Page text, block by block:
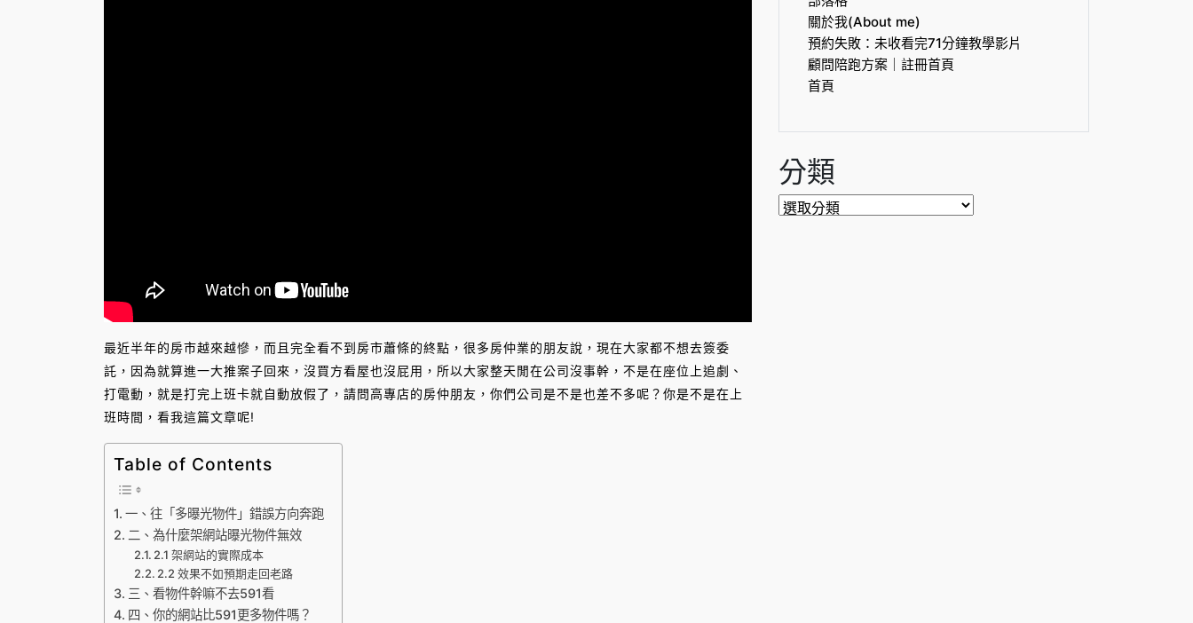
最近半年的房市越來越慘，而且完全看不到房市蕭條的終點，很多房仲業的朋友說，現在大家都不想去簽委
託，因為就算進一大推案子回來，沒買方看屋也沒屁用，所以大家整天閒在公司沒事幹，不是在座位上追劇、
打電動，就是打完上班卡就自動放假了，請問高專店的房仲朋友，你們公司是不是也差不多呢？你是不是在上
班時間，看我這篇文章呢!
Table of Contents
一、往「多曝光物件」錯誤方向奔跑
二、為什麼架網站曝光物件無效
2.1 架網站的實際成本
2.2 效果不如預期走回老路
三、看物件幹嘛不去591看
四、你的網站比591更多物件嗎？
關於我(About me)
預約失敗：未收看完71分鐘教學影片
顧問陪跑方案｜註冊首頁
首頁
分類
分